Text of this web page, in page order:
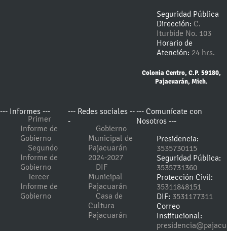
Seguridad Pública
Dirección: C.
Iturbide No. 103
Horario de
Atención: 24 hrs.
Colonia Centro, C.P. 59180,
Pajacuarán, Mich.
--- Informes ---
Primer
Informe de
Gobierno
Segundo
Informe de
Gobierno
Tercer
Informe de
Gobierno
--- Redes sociales --
-
Gobierno
Municipal de
Pajacuarán
2024-2027
DIF
Municipal
Pajacuarán
Casa de
Cultura
Pajacuarán
--- Comunícate con
Nosotros ---
Presidencia:
3535730115
Seguridad Pública:
3535731360
Protección Civil:
35311848151
DIF: 3531177311
Correo
Institucional: